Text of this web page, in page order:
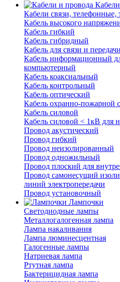
Кабели связи,
Кабель высокого
Кабель гибкий
Кабель гибридный
Кабель для связи и
Кабель информационный
компьютерный
Кабель коаксиальный
Кабель контрольный
Кабель оптический
Кабель охранно-пожарной
Кабель силовой
Кабель силовой < 1кВ для
Провод акустический
Провод гибкий
Провод неизолированный
Провод одножильный
Провод плоский для
Провод самонесущий
линий электропередачи
Провод установочный
Лампочки
Светодиодные лампы
Металлогалогенная лампа
Лампа накаливания
Лампа люминесцентная
Галогенные лампы
Натриевая лампа
Ртутная лампа
Бактерицидная лампа